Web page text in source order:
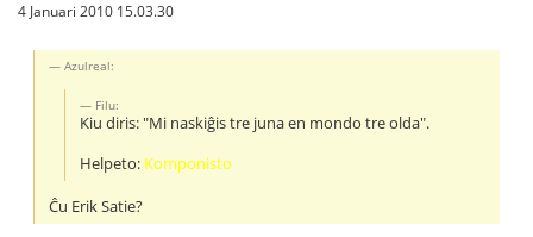
4 Januari 2010 15.03.30
Azulreal:
Filu:
Kiu diris: "Mi naskiĝis tre juna en mondo tre olda".
Helpeto: Komponisto
Ĉu Erik Satie?